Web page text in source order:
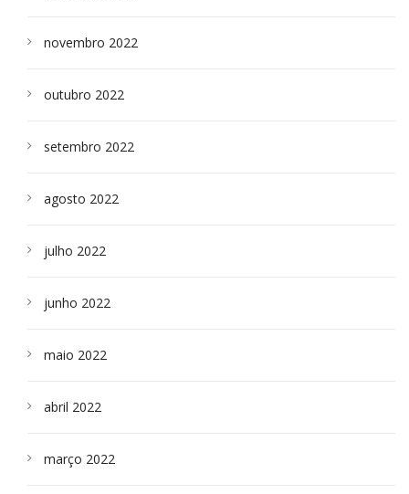
novembro 2022
outubro 2022
setembro 2022
agosto 2022
julho 2022
junho 2022
maio 2022
abril 2022
março 2022